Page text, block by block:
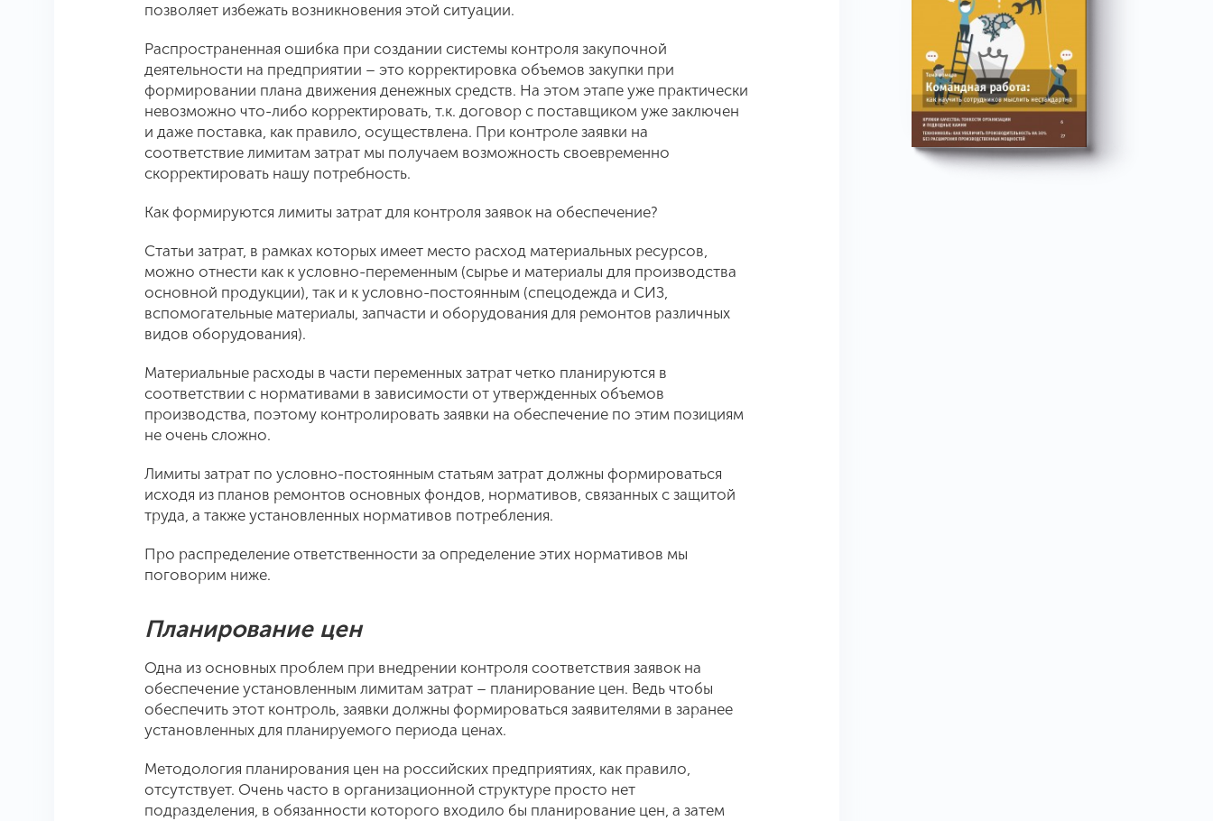
позволяет избежать возникновения этой ситуации.
Распространенная ошибка при создании системы контроля закупочной
деятельности на предприятии – это корректировка объемов закупки при
формировании плана движения денежных средств. На этом этапе уже практически
невозможно что-либо корректировать, т.к. договор с поставщиком уже заключен
и даже поставка, как правило, осуществлена. При контроле заявки на
соответствие лимитам затрат мы получаем возможность своевременно
скорректировать нашу потребность.
Как формируются лимиты затрат для контроля заявок на обеспечение?
Статьи затрат, в рамках которых имеет место расход материальных ресурсов,
можно отнести как к условно-переменным (сырье и материалы для производства
основной продукции), так и к условно-постоянным (спецодежда и СИЗ,
вспомогательные материалы, запчасти и оборудования для ремонтов различных
видов оборудования).
Материальные расходы в части переменных затрат четко планируются в
соответствии с нормативами в зависимости от утвержденных объемов
производства, поэтому контролировать заявки на обеспечение по этим позициям
не очень сложно.
Лимиты затрат по условно-постоянным статьям затрат должны формироваться
исходя из планов ремонтов основных фондов, нормативов, связанных с защитой
труда, а также установленных нормативов потребления.
Про распределение ответственности за определение этих нормативов мы
поговорим ниже.
Планирование цен
Одна из основных проблем при внедрении контроля соответствия заявок на
обеспечение установленным лимитам затрат – планирование цен. Ведь чтобы
обеспечить этот контроль, заявки должны формироваться заявителями в заранее
установленных для планируемого периода ценах.
Методология планирования цен на российских предприятиях, как правило,
отсутствует. Очень часто в организационной структуре просто нет
подразделения, в обязанности которого входило бы планирование цен, а затем